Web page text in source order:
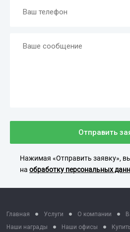
Отправить
Нажимая «Отправить заявку»,
наобработку персональных
Главная Услуги О компании
Наши награды
Наши офисы